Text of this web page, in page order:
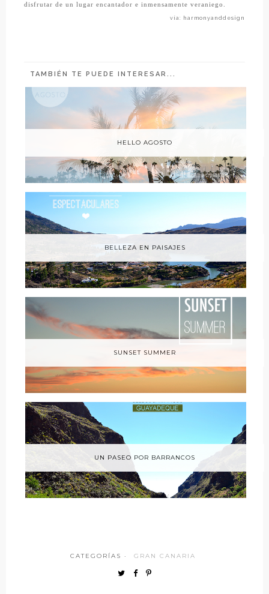
disfrutar de un lugar encantador e inmensamente veraniego.
vía: harmonyanddesign
TAMBIÉN TE PUEDE INTERESAR...
HELLO AGOSTO
BELLEZA EN PAISAJES
SUNSET SUMMER
UN PASEO POR BARRANCOS
CATEGORÍAS · GRAN CANARIA